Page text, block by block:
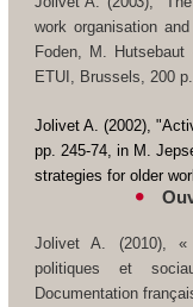
work organisation
Foden, M. Hutsebaut
ETUI, Brussels, 200 p.
Jolivet A. (2002),
pp. 245-74, in M.
strategies for older
Jolivet A. (2010),
politiques et
Documentation